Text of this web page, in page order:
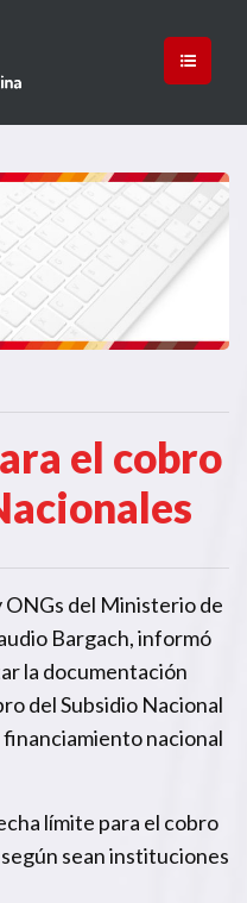
el cobro
ONGs del Ministerio de
Bargach, informó
la documentación
del Subsidio Nacional
nacional
límite para el cobro
sean instituciones